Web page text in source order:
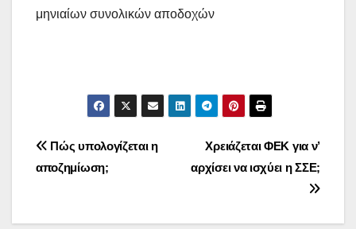
μηνιαίων συνολικών αποδοχών
Πλοήγηση
άρθρων
Χρειάζεται ΦΕΚ για ν’
αρχίσει να ισχύει η ΣΣΕ;
Πώς υπολογίζεται η
αποζημίωση;